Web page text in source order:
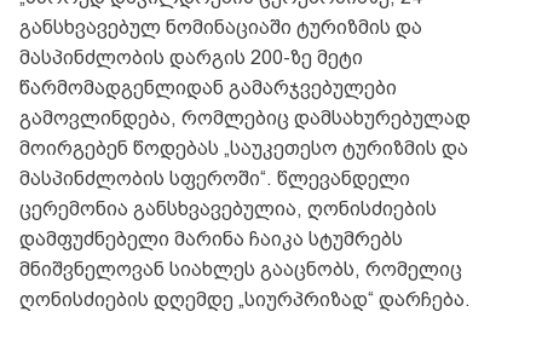
განსხვავებულ ნომინაციაში ტურიზმის და
მასპინძლობის დარგის 200-ზე მეტი
წარმომადგენლიდან გამარჯვებულები
გამოვლინდება, რომლებიც დამსახურებულად
მოირგებენ წოდებას „საუკეთესო ტურიზმის და
მასპინძლობის სფეროში“. წლევანდელი
ცერემონია განსხვავებულია, ღონისძიების
დამფუძნებელი მარინა ჩაიკა სტუმრებს
მნიშვნელოვან სიახლეს გააცნობს, რომელიც
ღონისძიების დღემდე „სიურპრიზად“ დარჩება.